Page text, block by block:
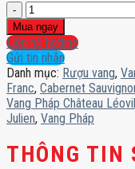
Rượu
Vang
Pháp
Château
Léoville
Poyferré
2017
(Grand
Cru
Classé)
số
Mua ngay
Liên hệ hotline
Gửi tin nhắn
Danh mục: Rượu vang,
Franc, Cabernet
Vang Pháp Château
Julien, Vang Pháp
THÔNG TIN